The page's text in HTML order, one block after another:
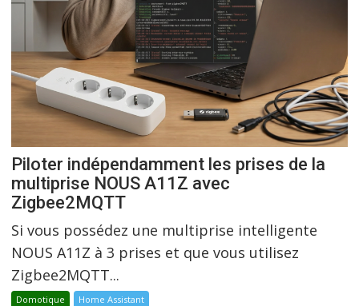
Piloter indépendamment les prises de la
multiprise NOUS A11Z avec
Zigbee2MQTT
Si vous possédez une multiprise intelligente
NOUS A11Z à 3 prises et que vous utilisez
Zigbee2MQTT...
Domotique Home Assistant